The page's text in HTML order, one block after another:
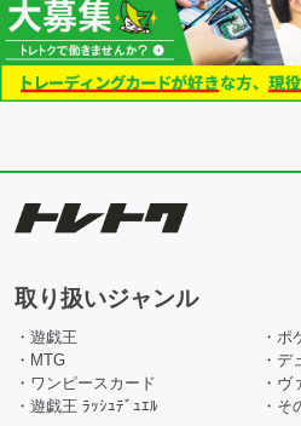
取り扱いジャンル
・遊戯王
・ポ
・MTG
・デ
・ワンピースカード
・ヴ
・遊戯王 ﾗｯｼｭﾃﾞｭｴﾙ
・そ